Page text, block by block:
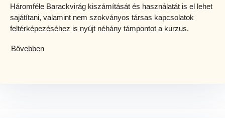
Háromféle Barackvirág kiszámítását és használatát is el lehet
sajátítani, valamint nem szokványos társas kapcsolatok
feltérképezéséhez is nyújt néhány támpontot a kurzus.
Bővebben